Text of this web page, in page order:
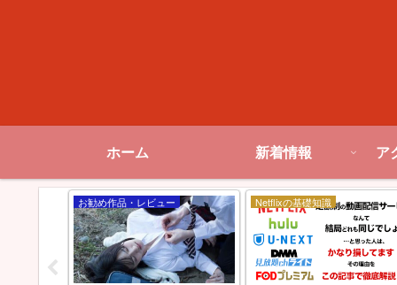
ホーム 新着情報 ア
お勧め作品・レビュー Netflixの基礎知識